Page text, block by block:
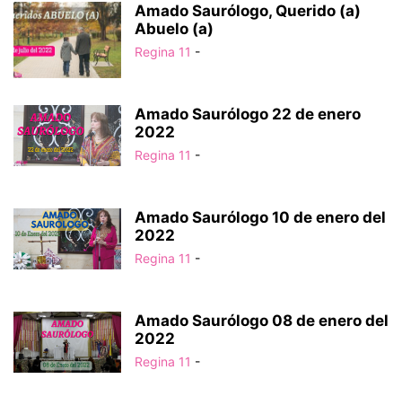
Amado Saurólogo, Querido (a)
Abuelo (a)
Regina 11 -
Amado Saurólogo 22 de enero
2022
Regina 11 -
Amado Saurólogo 10 de enero del
2022
Regina 11 -
Amado Saurólogo 08 de enero del
2022
Regina 11 -